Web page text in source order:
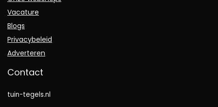
Vacature
Blogs
Privacybeleid
Adverteren
Contact
tuin-tegels.nl